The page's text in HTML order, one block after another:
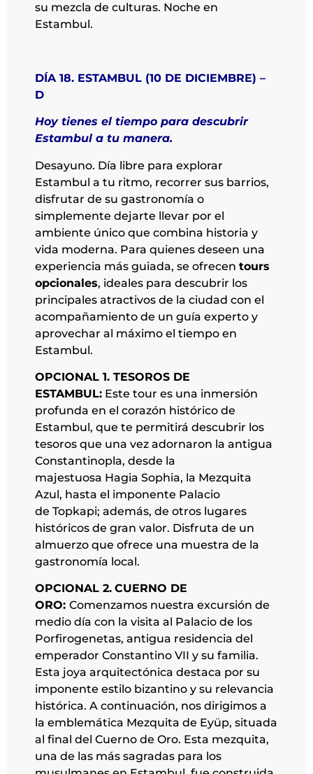
su mezcla de culturas. Noche en
Estambul.
DÍA 18. ESTAMBUL (10 DE DICIEMBRE) –
D
Hoy tienes el tiempo para descubrir
Estambul a tu manera.
Desayuno. Día libre para explorar
Estambul a tu ritmo, recorrer sus barrios,
disfrutar de su gastronomía o
simplemente dejarte llevar por el
ambiente único que combina historia y
vida moderna. Para quienes deseen una
experiencia más guiada, se ofrecen tours
opcionales, ideales para descubrir los
principales atractivos de la ciudad con el
acompañamiento de un guía experto y
aprovechar al máximo el tiempo en
Estambul.
OPCIONAL 1. TESOROS DE
ESTAMBUL: Este tour es una inmersión
profunda en el corazón histórico de
Estambul, que te permitirá descubrir los
tesoros que una vez adornaron la antigua
Constantinopla, desde la
majestuosa Hagia Sophia, la Mezquita
Azul, hasta el imponente Palacio
de Topkapi; además, de otros lugares
históricos de gran valor. Disfruta de un
almuerzo que ofrece una muestra de la
gastronomía local.
OPCIONAL 2. CUERNO DE
ORO: Comenzamos nuestra excursión de
medio día con la visita al Palacio de los
Porfirogenetas, antigua residencia del
emperador Constantino VII y su familia.
Esta joya arquitectónica destaca por su
imponente estilo bizantino y su relevancia
histórica. A continuación, nos dirigimos a
la emblemática Mezquita de Eyüp, situada
al final del Cuerno de Oro. Esta mezquita,
una de las más sagradas para los